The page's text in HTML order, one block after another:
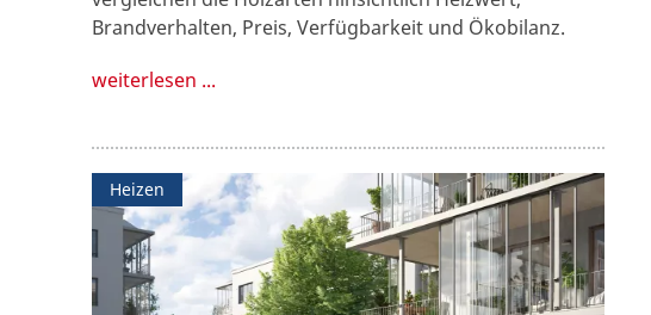
Brandverhalten, Preis, Verfügbarkeit und Ökobilanz.
weiterlesen ...
Heizen